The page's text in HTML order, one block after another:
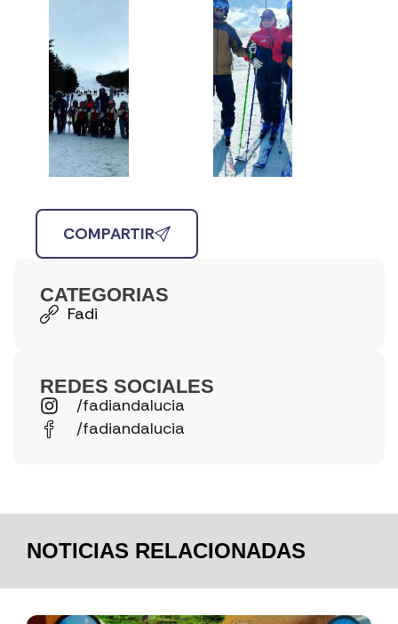
COMPARTIR
CATEGORIAS
Fadi
REDES SOCIALES
/fadiandalucia
/fadiandalucia
NOTICIAS RELACIONADAS